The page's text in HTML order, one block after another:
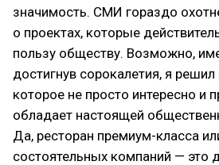
значимость. СМИ гораздо
о проектах, которые
пользу обществу. Возможно,
достигнув сорокалетия, я
которое не просто интересно и
обладает настоящей
Да, ресторан премиум-класса
состоятельных компаний — это